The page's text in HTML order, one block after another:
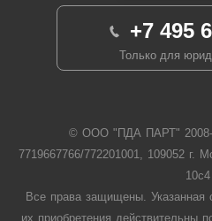
+7 495
Только для
© ООО "ПДА ПАРТ" 2008-
7719667766/772201001, 109052 г.
10с4
Все права защищены. Указанная
их приобретения действительны